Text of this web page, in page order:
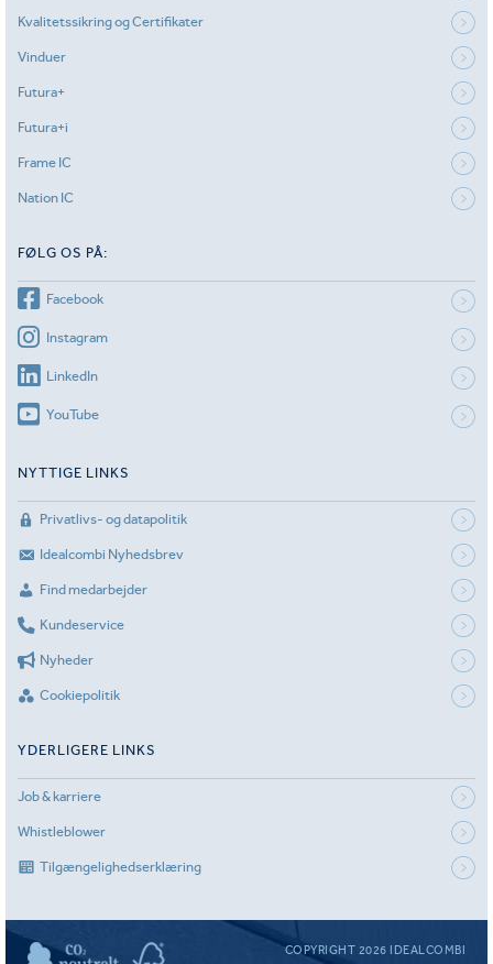
Kvalitetssikring og Certifikater
Vinduer
Futura+
Futura+i
Frame IC
Nation IC
FØLG OS PÅ:
Facebook
Instagram
LinkedIn
YouTube
NYTTIGE LINKS
Privatlivs- og datapolitik
Idealcombi Nyhedsbrev
Find medarbejder
Kundeservice
Nyheder
Cookiepolitik
YDERLIGERE LINKS
Job & karriere
Whistleblower
Tilgængelighedserklæring
COPYRIGHT 2026 IDEALCOMBI